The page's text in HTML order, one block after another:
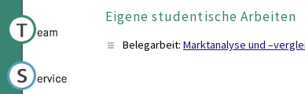
Eigene studentische Arbeiten
Belegarbeit: Marktanalyse und